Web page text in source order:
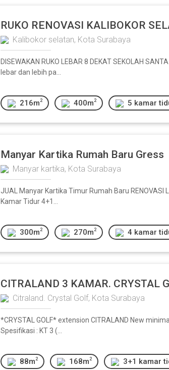
RUKO RENOVASI KALIBOKOR
Kalibokor selatan, Kota Surabaya
DISEWAKAN RUKO LEBAR 8 DEKAT SEKOLAH
lebar dan lebih pa...
216m 2 400m 2 5 kamar
Manyar Kartika Rumah Baru Gress
Manyar kartika, Kota Surabaya
JUAL Manyar Kartika Timur Rumah Baru RENOVASI
Kamar Tidur 4+1...
300m 2 270m 2 4 kamar
CITRALAND 3 KAMAR. CRYSTAL
Citraland. Crystal Golf, Kota Surabaya
*CRYSTAL GOLF* extension CITRALAND New
Spesifikasi : KT 3 (...
88m 2 168m 2 3+1 kamar